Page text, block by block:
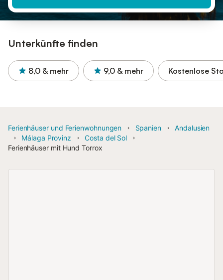
Unterkünfte finden
8,0 & mehr 9,0 & mehr Kostenlose
Ferienhäuser und Ferienwohnungen Spanien
Andalusien
Málaga Provinz
Costa del Sol
Ferienhäuser mit Hund Torrox